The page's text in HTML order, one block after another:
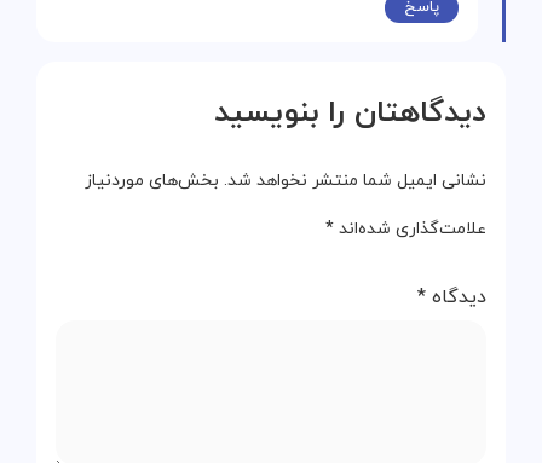
پاسخ
دیدگاهتان را بنویسید
نشانی ایمیل شما منتشر نخواهد شد. بخش‌های موردنیاز
علامت‌گذاری شده‌اند *
دیدگاه *